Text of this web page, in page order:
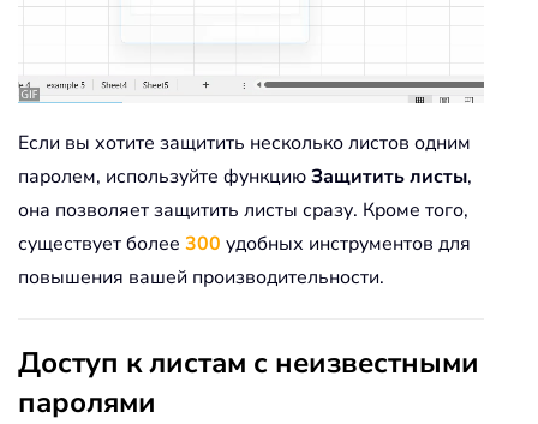
Если вы хотите защитить несколько листов одним
паролем, используйте функциюЗащитить листы,
она позволяет защитить листы сразу. Кроме того,
существует более 300 удобных инструментов для
повышения вашей производительности.
Доступ к листам с неизвестными
паролями